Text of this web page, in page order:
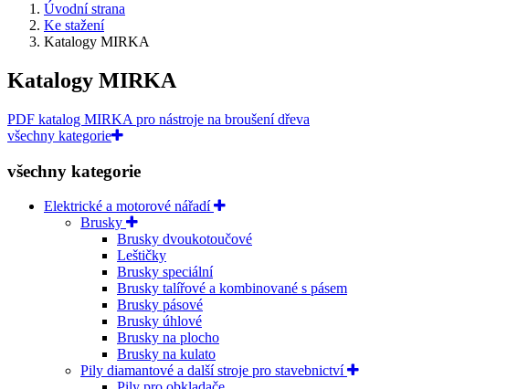
Úvodní strana
Ke stažení
Katalogy MIRKA
Katalogy MIRKA
PDF katalog MIRKA pro nástroje na broušení dřeva
všechny kategorie
všechny kategorie
Elektrické a motorové nářadí
Brusky
Brusky dvoukotoučové
Leštičky
Brusky speciální
Brusky talířové a kombinované s pásem
Brusky pásové
Brusky úhlové
Brusky na plocho
Brusky na kulato
Pily diamantové a další stroje pro stavebnictví